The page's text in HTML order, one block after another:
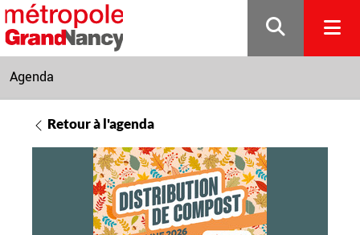
Gestion de vos préférences sur les cookies
Agenda
Retour à l'agenda